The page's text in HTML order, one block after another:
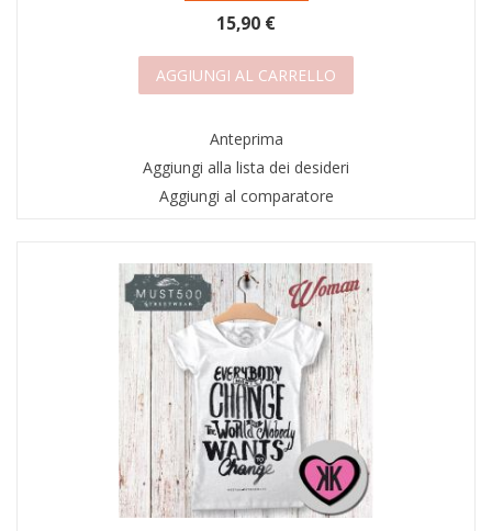
15,90 €
AGGIUNGI AL CARRELLO
Anteprima
Aggiungi alla lista dei desideri
Aggiungi al comparatore